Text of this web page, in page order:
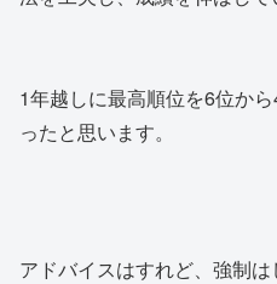
1年越しに最高順位を6位か
ったと思います。
アドバイスはすれど、強制は